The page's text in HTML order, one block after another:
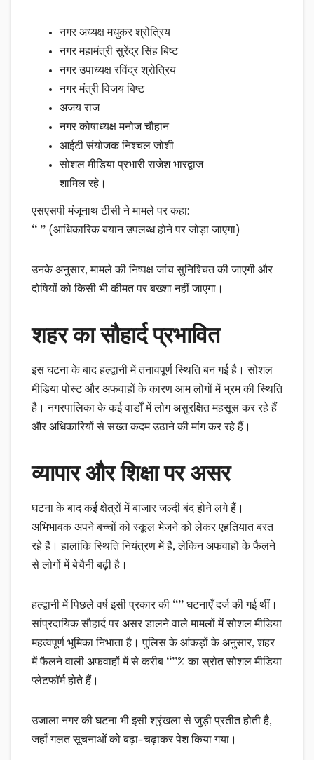
नगर अध्यक्ष मधुकर श्रोत्रिय
नगर महामंत्री सुरेंद्र सिंह बिष्ट
नगर उपाध्यक्ष रविंद्र श्रोत्रिय
नगर मंत्री विजय बिष्ट
अजय राज
नगर कोषाध्यक्ष मनोज चौहान
आईटी संयोजक निश्चल जोशी
सोशल मीडिया प्रभारी राजेश भारद्वाज
शामिल रहे।
एसएसपी मंजूनाथ टीसी ने मामले पर कहा:
“ ” (आधिकारिक बयान उपलब्ध होने पर जोड़ा जाएगा)
उनके अनुसार, मामले की निष्पक्ष जांच सुनिश्चित की जाएगी और
दोषियों को किसी भी कीमत पर बख्शा नहीं जाएगा।
शहर का सौहार्द प्रभावित
इस घटना के बाद हल्द्वानी में तनावपूर्ण स्थिति बन गई है। सोशल
मीडिया पोस्ट और अफवाहों के कारण आम लोगों में भ्रम की स्थिति
है। नगरपालिका के कई वार्डों में लोग असुरक्षित महसूस कर रहे हैं
और अधिकारियों से सख्त कदम उठाने की मांग कर रहे हैं।
व्यापार और शिक्षा पर असर
घटना के बाद कई क्षेत्रों में बाजार जल्दी बंद होने लगे हैं।
अभिभावक अपने बच्चों को स्कूल भेजने को लेकर एहतियात बरत
रहे हैं। हालांकि स्थिति नियंत्रण में है, लेकिन अफवाहों के फैलने
से लोगों में बेचैनी बढ़ी है।
हल्द्वानी में पिछले वर्ष इसी प्रकार की “”घटनाएँ दर्ज की गई थीं।
सांप्रदायिक सौहार्द पर असर डालने वाले मामलों में सोशल मीडिया
महत्वपूर्ण भूमिका निभाता है। पुलिस के आंकड़ों के अनुसार, शहर
में फैलने वाली अफवाहों में से करीब “”% का स्रोत सोशल मीडिया
प्लेटफॉर्म होते हैं।
उजाला नगर की घटना भी इसी श्रृंखला से जुड़ी प्रतीत होती है,
जहाँ गलत सूचनाओं को बढ़ा-चढ़ाकर पेश किया गया।